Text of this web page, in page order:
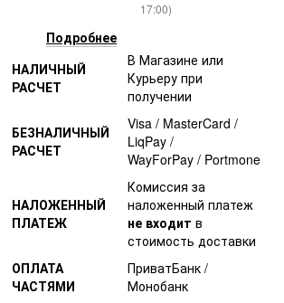
17:00)
Подробнее
НАЛИЧНЫЙ
РАСЧЕТ
В Магазине или
Курьеру при
получении
БЕЗНАЛИЧНЫЙ
РАСЧЕТ
Visa / MasterCard /
LiqPay /
WayForPay / Portmone
НАЛОЖЕННЫЙ
ПЛАТЕЖ
Комиссия за
наложенный платеж
не входит в
стоимость доставки
ОПЛАТА
ЧАСТЯМИ
ПриватБанк /
Монобанк